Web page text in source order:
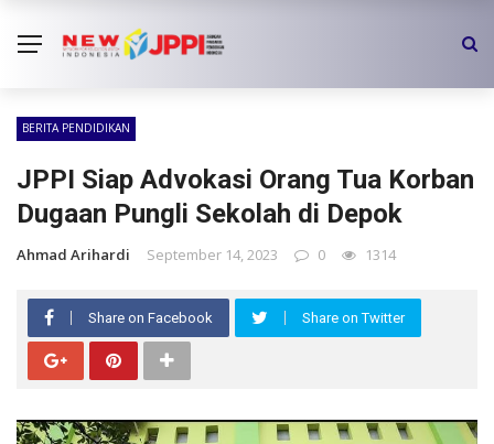
BERITA PENDIDIKAN
JPPI Siap Advokasi Orang Tua Korban
Dugaan Pungli Sekolah di Depok
Ahmad Arihardi September 14, 2023 0 1314
Share on Facebook Share on Twitter